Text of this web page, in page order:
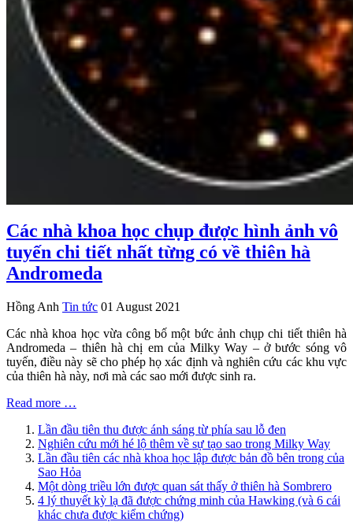
Các nhà khoa học chụp được hình ảnh vô
tuyến chi tiết nhất từng có về thiên hà
Andromeda
Hồng Anh Tin tức 01 August 2021
Các nhà khoa học vừa công bố một bức ảnh chụp chi tiết thiên hà
Andromeda – thiên hà chị em của Milky Way – ở bước sóng vô
tuyến, điều này sẽ cho phép họ xác định và nghiên cứu các khu vực
của thiên hà này, nơi mà các sao mới được sinh ra.
Read more …
Lần đầu tiên thu được ánh sáng từ phía sau lỗ đen
Nghiên cứu mới hé lộ thêm về sự tạo sao trong Milky Way
Lần đầu tiên các nhà khoa học lập được bản đồ bên trong của
Sao Hỏa
Một dòng triều lớn được quan sát thấy ở thiên hà Sombrero
4 lý thuyết kỳ lạ đã được chứng minh của Hawking (và 6 cái
khác chưa được kiểm chứng)